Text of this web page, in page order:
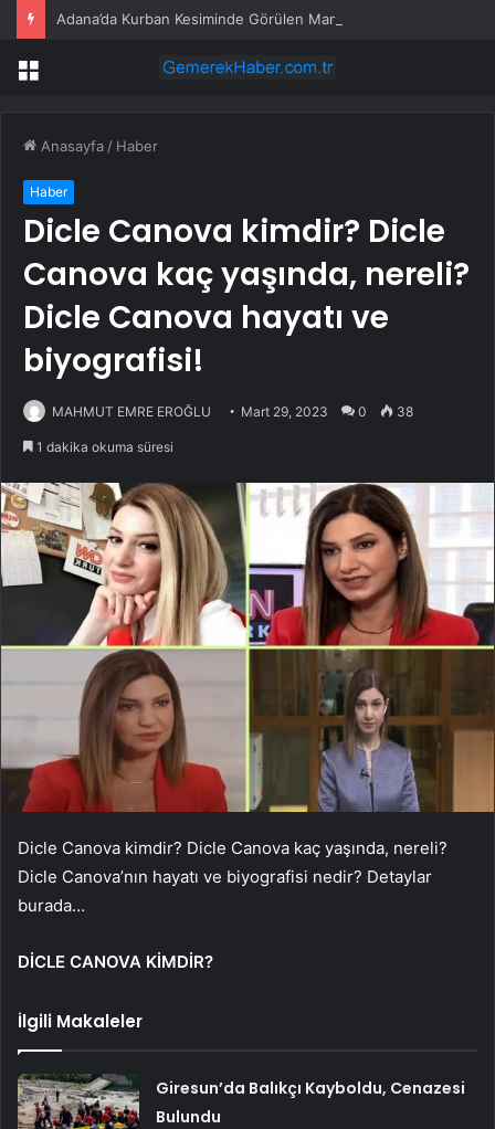
Adana’da Kurban Kesiminde Görülen Manzaralar
Menü
Anasayfa / Haber
Haber
Dicle Canova kimdir? Dicle
Canova kaç yaşında, nereli?
Dicle Canova hayatı ve
biyografisi!
MAHMUT EMRE EROĞLU Mart 29, 2023 0 38
1 dakika okuma süresi
Dicle Canova kimdir? Dicle Canova kaç yaşında, nereli?
Dicle Canova’nın hayatı ve biyografisi nedir? Detaylar
burada…
DİCLE CANOVA KİMDİR?
İlgili Makaleler
Giresun’da Balıkçı Kayboldu, Cenazesi
Bulundu